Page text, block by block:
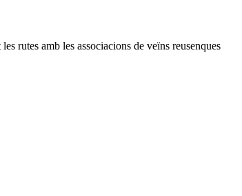
rutes amb les associacions de veïns reusenques